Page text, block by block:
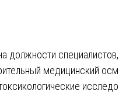
должности
медицинский